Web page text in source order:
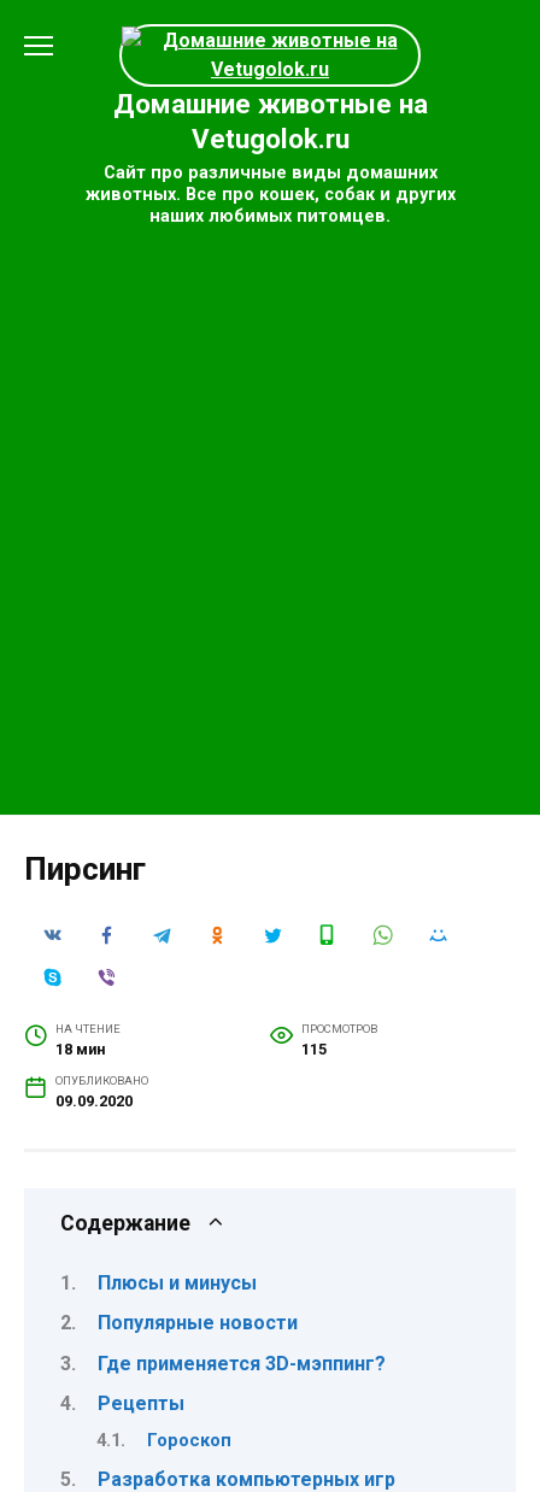
содержанию
Домашние животные на
Vetugolok.ru
Сайт про различные виды домашних
животных. Все про кошек, собак и других
наших любимых питомцев.
Пирсинг
НА ЧТЕНИЕ
18 мин
ПРОСМОТРОВ
115
ОПУБЛИКОВАНО
09.09.2020
Содержание
Плюсы и минусы
Популярные новости
Где применяется 3D-мэппинг?
Рецепты
Гороскоп
Разработка компьютерных игр